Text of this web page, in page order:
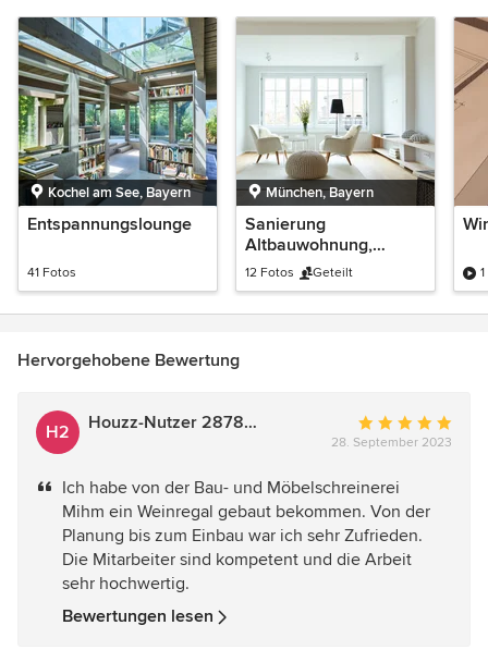
Kochel am See, Bayern
Entspannungslounge
41 Fotos
München, Bayern
Sanierung
Altbauwohnung,
München
12 Fotos Geteilt
Hervorgehobene Bewertung
H2 Houzz-Nutzer 287868167
Bewertung:
von
5
Sternen
28. September 2023
Ich habe von der Bau- und Möbelschreinerei
Mihm ein Weinregal gebaut bekommen. Von der
Planung bis zum Einbau war ich sehr Zufrieden.
Die Mitarbeiter sind kompetent und die Arbeit
sehr hochwertig.
Bewertungen lesen